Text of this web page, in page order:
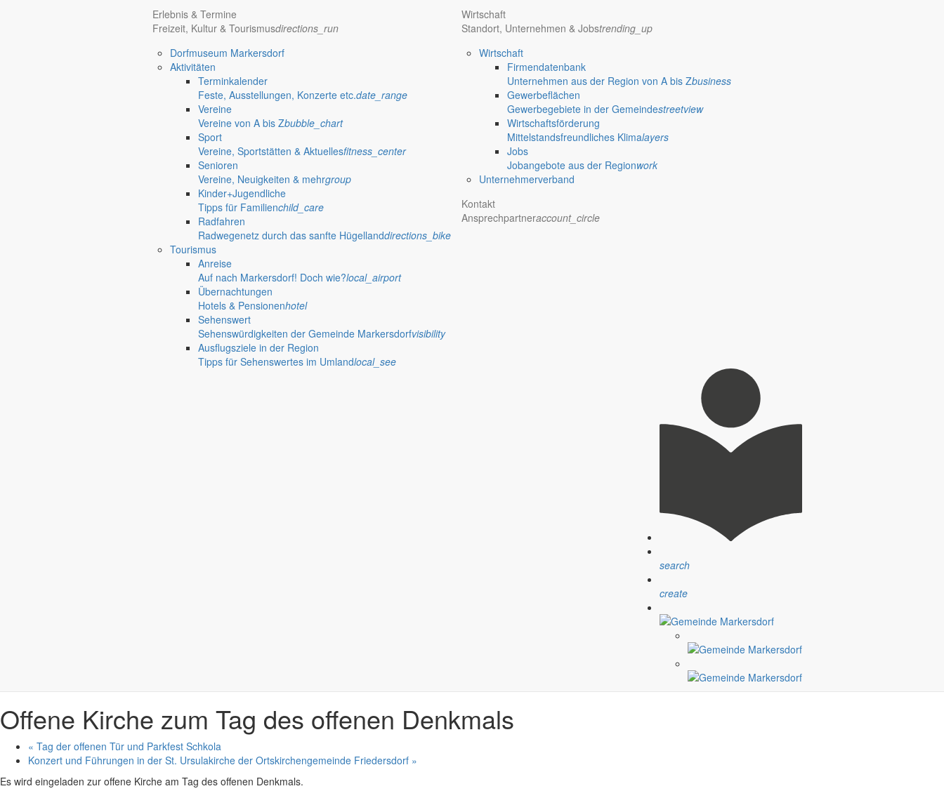
Erlebnis & Termine
Freizeit, Kultur & Tourismusdirections_run
Dorfmuseum Markersdorf
Aktivitäten
Terminkalender
Feste, Ausstellungen, Konzerte etc.date_range
Vereine
Vereine von A bis Zbubble_chart
Sport
Vereine, Sportstätten & Aktuellesfitness_center
Senioren
Vereine, Neuigkeiten & mehrgroup
Kinder+Jugendliche
Tipps für Familienchild_care
Radfahren
Radwegenetz durch das sanfte Hügellanddirections_bike
Tourismus
Anreise
Auf nach Markersdorf! Doch wie?local_airport
Übernachtungen
Hotels & Pensionenhotel
Sehenswert
Sehenswürdigkeiten der Gemeinde Markersdorfvisibility
Ausflugsziele in der Region
Tipps für Sehenswertes im Umlandlocal_see
Wirtschaft
Standort, Unternehmen & Jobstrending_up
Wirtschaft
Firmendatenbank
Unternehmen aus der Region von A bis Zbusiness
Gewerbeflächen
Gewerbegebiete in der Gemeindestreetview
Wirtschaftsförderung
Mittelstandsfreundliches Klimalayers
Jobs
Jobangebote aus der Regionwork
Unternehmerverband
Kontakt
Ansprechpartneraccount_circle
search
create
Offene Kirche zum Tag des offenen Denkmals
« Tag der offenen Tür und Parkfest Schkola
Konzert und Führungen in der St. Ursulakirche der Ortskirchengemeinde Friedersdorf »
Es wird eingeladen zur offene Kirche am Tag des offenen Denkmals.